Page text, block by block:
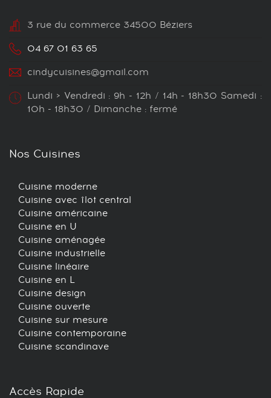
3 rue du commerce 34500 Béziers
04 67 01 63 65
cindycuisines@gmail.com
Lundi > Vendredi : 9h - 12h / 14h - 18h30 Samedi :
10h - 18h30 / Dimanche : fermé
Nos Cuisines
Cuisine moderne
Cuisine avec îlot central
Cuisine américaine
Cuisine en U
Cuisine aménagée
Cuisine industrielle
Cuisine linéaire
Cuisine en L
Cuisine design
Cuisine ouverte
Cuisine sur mesure
Cuisine contemporaine
Cuisine scandinave
Accès Rapide